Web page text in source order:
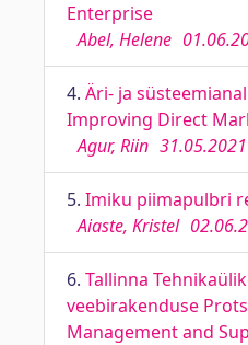
Enterprise
Abel, Helene
4. Äri- ja
Improving Direct
Agur, Riin 31.05.2021
5. Imiku piimapulbri
Aiaste, Kristel
6. Tallinna
veebirakenduse
Management and